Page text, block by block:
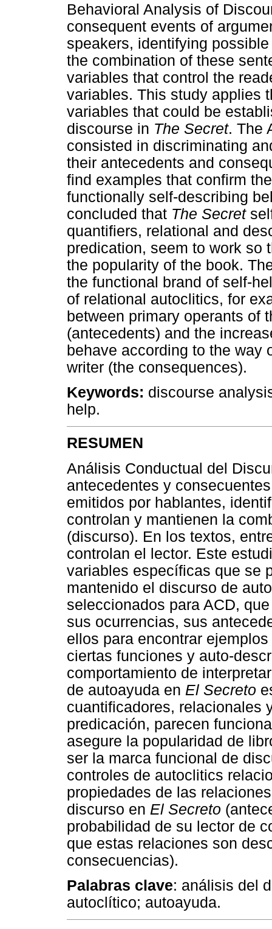
Behavioral Analysis of
consequent events of
speakers, identifying
the combination of these
variables that control the
variables. This study applies
variables that could be
discourse in The Secret. The
consisted in discriminating
their antecedents and
find examples that confirm
functionally self-describing
concluded that The Secret
quantifiers, relational and
predication, seem to work so
the popularity of the book.
the functional brand of self-
of relational autoclitics, for
between primary operants of
(antecedents) and the
behave according to the way
writer (the consequences).
Keywords: discourse
help.
RESUMEN
Análisis Conductual del
antecedentes y
emitidos por hablantes,
controlan y mantienen la
(discurso). En los textos,
controlan el lector. Este
variables específicas que se
mantenido el discurso de
seleccionados para ACD,
sus ocurrencias, sus
ellos para encontrar
ciertas funciones y auto-
comportamiento de
de autoayuda en El Secreto
cuantificadores, relacionales
predicación, parecen
asegure la popularidad de
ser la marca funcional de
controles de autoclitics
propiedades de las
discurso en El Secreto
probabilidad de su lector de
que estas relaciones son
consecuencias).
Palabras clave: análisis del
autoclítico; autoayuda.